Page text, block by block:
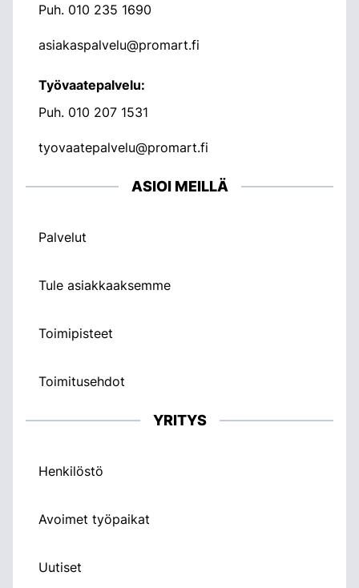
Puh. 010 235 1690
asiakaspalvelu@promart.fi
Työvaatepalvelu:
Puh. 010 207 1531
tyovaatepalvelu@promart.fi
ASIOI MEILLÄ
Palvelut
Tule asiakkaaksemme
Toimipisteet
Toimitusehdot
YRITYS
Henkilöstö
Avoimet työpaikat
Uutiset